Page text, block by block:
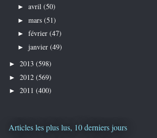
► avril (50)
► mars (51)
► février (47)
► janvier (49)
► 2013 (598)
► 2012 (569)
► 2011 (400)
Articles les plus lus, 10 derniers jours